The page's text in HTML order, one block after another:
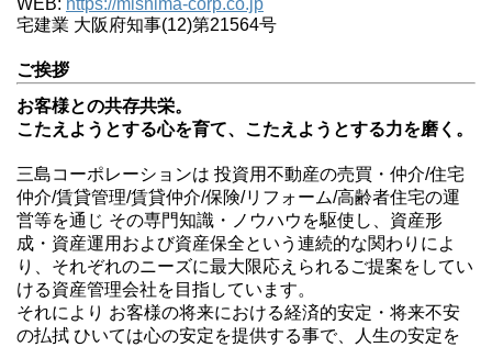
WEB: https://mishima-corp.co.jp
宅建業 大阪府知事(12)第21564号
ご挨拶
お客様との共存共栄。
こたえようとする心を育て、こたえようとする力を磨く。
三島コーポレーションは 投資用不動産の売買・仲介/住宅
仲介/賃貸管理/賃貸仲介/保険/リフォーム/高齢者住宅の運
営等を通じ その専門知識・ノウハウを駆使し、資産形
成・資産運用および資産保全という連続的な関わりによ
り、それぞれのニーズに最大限応えられるご提案をしてい
ける資産管理会社を目指しています。
それにより お客様の将来における経済的安定・将来不安
の払拭 ひいては心の安定を提供する事で、人生の安定を